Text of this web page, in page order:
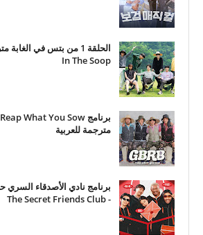
In The Soop
مترجمة للعربية
- The Secret Friends Club